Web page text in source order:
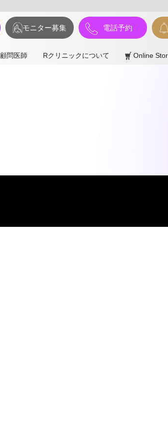
モニター募集 電話予約
顧問医師 Rクリニックについて Online